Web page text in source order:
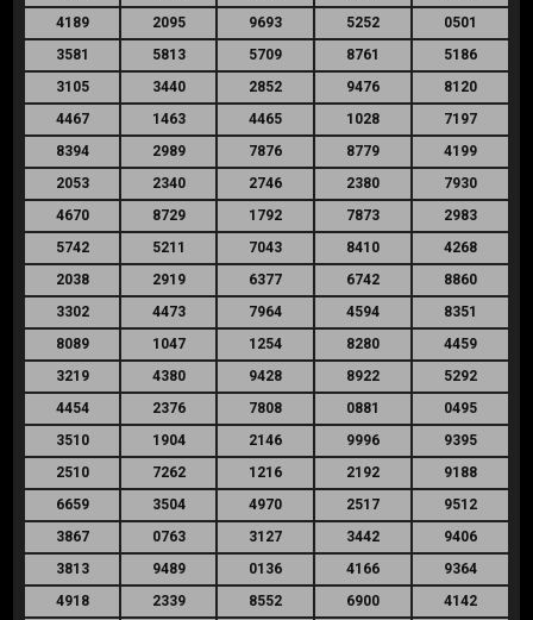
4189
2095 9693 5252
0501
3581
5813 5709 8761
5186
3105
3440 2852 9476
8120
4467
1463 4465 1028
7197
8394
2989 7876 8779
4199
2053
2340 2746 2380
7930
4670
8729 1792 7873
2983
5742
5211 7043 8410
4268
2038
2919 6377 6742
8860
3302
4473 7964 4594
8351
8089
1047 1254 8280
4459
3219
4380 9428 8922
5292
4454
2376 7808 0881
0495
3510
1904 2146 9996
9395
2510
7262 1216 2192
9188
6659
3504 4970 2517
9512
3867
0763 3127 3442
9406
3813
9489 0136 4166
9364
4918
2339 8552 6900 4142